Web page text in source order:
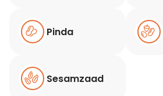
Pinda
Sesamzaad